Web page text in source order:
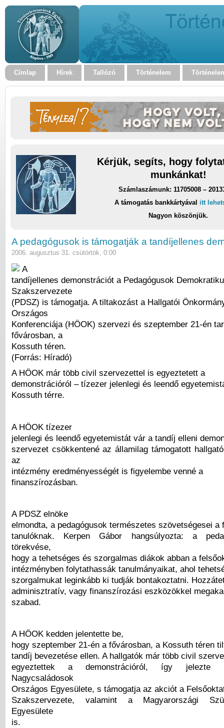
Címlap Hírek Tallózó Történelem
Kérjük, segíts, hogy
munkánkat!
Számlaszámunk: 11705008 –
A támogatás bankkártyával itt
Nagyon köszönjük.
A pedagógusok is támogatják a tandíjellenes
2006. augusztus 31. csütörtök, 0:00
A
tandíjellenes demonstrációt a Pedagógusok
Szakszervezete
(PDSZ) is támogatja. A tiltakozást a Hallgatói
Országos
Konferenciája (HÖOK) szervezi és szeptember 21-én
fővárosban, a
Kossuth téren.
(Forrás: Híradó)
A HÖOK már több civil szervezettel is egyeztetett a
demonstrációról – tízezer jelenlegi és leendő
Kossuth térre.
A HÖOK tízezer
jelenlegi és leendő egyetemistát vár a tandíj elleni
szervezet csökkentené az államilag támogatott
az
intézmény eredményességét is figyelembe venné a
finanszírozásban.
A PDSZ elnöke
elmondta, a pedagógusok természetes szövetségesei a
tanulóknak. Kerpen Gábor hangsúlyozta: a
törekvése,
hogy a tehetséges és szorgalmas diákok abban a
intézményben folytathassák tanulmányaikat, ahol
szorgalmukat leginkább ki tudják bontakoztatni.
adminisztratív, vagy finanszírozási eszközökkel
szabad.
A HÖOK kedden jelentette be,
hogy szeptember 21-én a fővárosban, a Kossuth téren
tandíj bevezetése ellen. A hallgatók már több civil
egyeztettek a demonstrációról, így jelezte
Nagycsaládosok
Országos Egyesülete, s támogatja az akciót a
Szakszervezete, valamint a Magyarországi
Egyesülete
is.